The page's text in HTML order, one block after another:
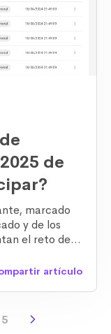
de
marcado
y de los
el reto de
artículo
5